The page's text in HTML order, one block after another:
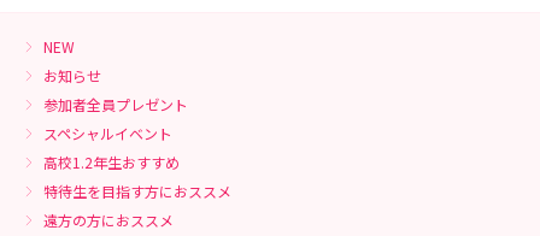
NEW
お知らせ
参加者全員プレゼント
スペシャルイベント
高校1.2年生おすすめ
特待生を目指す方におススメ
遠方の方におススメ